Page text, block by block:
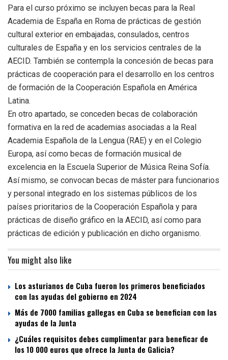
Para el curso próximo se incluyen becas para la Real
Academia de España en Roma de prácticas de gestión
cultural exterior en embajadas, consulados, centros
culturales de España y en los servicios centrales de la
AECID. También se contempla la concesión de becas para
prácticas de cooperación para el desarrollo en los centros
de formación de la Cooperación Española en América
Latina.
En otro apartado, se conceden becas de colaboración
formativa en la red de academias asociadas a la Real
Academia Española de la Lengua (RAE) y en el Colegio
Europa, así como becas de formación musical de
excelencia en la Escuela Superior de Música Reina Sofía.
Así mismo, se convocan becas de máster para funcionarios
y personal integrado en los sistemas públicos de los
países prioritarios de la Cooperación Española y para
prácticas de diseño gráfico en la AECID, así como para
prácticas de edición y publicación en dicho organismo.
You might also like
Los asturianos de Cuba fueron los primeros beneficiados
con las ayudas del gobierno en 2024
Más de 7000 familias gallegas en Cuba se benefician con las
ayudas de la Junta
¿Cuáles requisitos debes cumplimentar para beneficar de
los 10 000 euros que ofrece la Junta de Galicia?